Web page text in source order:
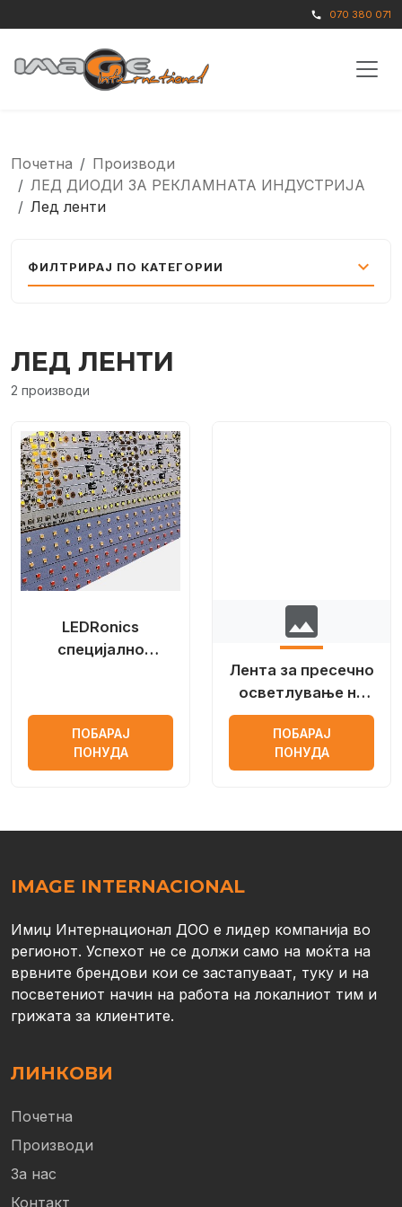
call 070 380 071
Почетна
Производи
ЛЕД ДИОДИ ЗА РЕКЛАМНАТА ИНДУСТРИЈА
Лед ленти
ФИЛТРИРАЈ ПО КАТЕГОРИИ expand_more
ЛЕД ЛЕНТИ
2 производи
LEDRonics
специјално
ПОБАРАЈ
ПОНУДА
image
Лента за пресечно
осветлување на
LED чип на
Samsung
ПОБАРАЈ
ПОНУДА
IMAGE INTERNACIONAL
Имиџ Интернационал ДОО е лидер компанија во
регионот. Успехот не се должи само на моќта на
врвните брендови кои се застапуваат, туку и на
посветениот начин на работа на локалниот тим и
грижата за клиентите.
ЛИНКОВИ
Почетна
Производи
За нас
Контакт